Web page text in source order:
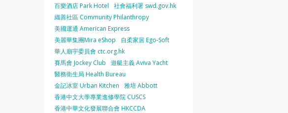
百樂酒店 Park Hotel
社會福利署 swd.gov.hk
織善社區 Community Philanthropy
美國運通 American Express
美麗華集團Mira eShop
自柔家居 Ego-Soft
華人廟宇委員會 ctc.org.hk
賽馬會 Jockey Club
遊艇主義 Aviva Yacht
醫務衛生局 Health Bureau
金記冰室 Urban Kitchen
雅培 Abbott
香港中文大學專業進修學院 CUSCS
香港中華文化發展聯合會 HKCCDA